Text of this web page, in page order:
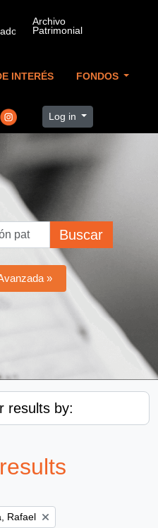
INTERÉS FONDOS
Log in
Buscar
»
results by:
Rafael